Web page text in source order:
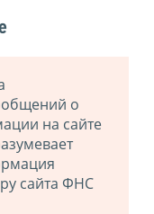
о
на сайте
сайта ФНС